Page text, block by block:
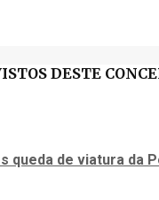
DESTE
queda de viatura da